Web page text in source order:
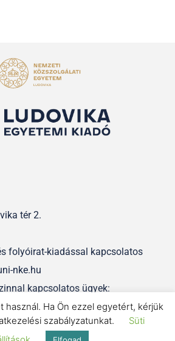
tér 2.
folyóirat-kiadással kapcsolatos
nke.hu
kapcsolatos ügyek:
használ. Ha Ön ezzel egyetért, kérjük
szabályzatunkat.
Süti